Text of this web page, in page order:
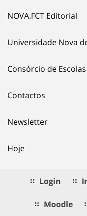
NOVA.FCT Editorial
Universidade Nova
Consórcio de
Contactos
Newsletter
Hoje
Login
Moodle